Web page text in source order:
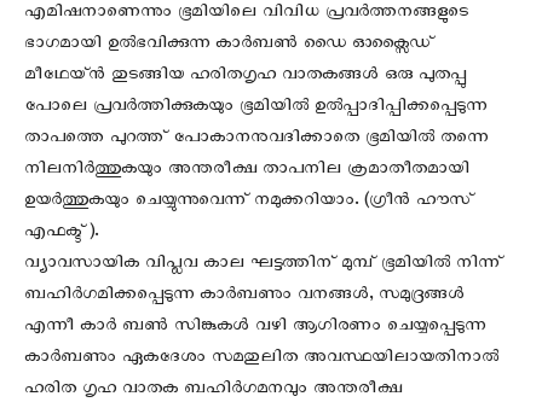
എമിഷനാണെന്നും ഭൂമിയിലെ വിവിധ പ്രവർത്തനങ്ങളുടെ
ഭാഗമായി ഉൽഭവിക്കുന്ന കാർബൺ ഡൈ ഓക്സൈഡ്
മീഥേയ്ൻ തുടങ്ങിയ ഹരിതഗൃഹ വാതകങ്ങൾ ഒരു പുതപ്പു
പോലെ പ്രവർത്തിക്കുകയും ഭൂമിയിൽ ഉൽപ്പാദിപ്പിക്കപ്പെടുന്ന
താപത്തെ പുറത്ത് പോകാനനുവദിക്കാതെ ഭൂമിയിൽ തന്നെ
നിലനിർത്തുകയും അന്തരീക്ഷ താപനില ക്രമാതീതമായി
ഉയർത്തുകയും ചെയ്യുന്നുവെന്ന് നമുക്കറിയാം. (ഗ്രീൻ ഹൗസ്
എഫക്ട്).
വ്യാവസായിക വിപ്ലവ കാല ഘട്ടത്തിന് മുമ്പ് ഭൂമിയിൽ നിന്ന്
ബഹിർഗമിക്കപ്പെടുന്ന കാർബണും വനങ്ങൾ, സമുദ്രങ്ങൾ
എന്നീ കാർ ബൺ സിങ്കുകൾ വഴി ആഗിരണം ചെയ്യപ്പെടുന്ന
കാർബണും ഏകദേശം സമതുലിത അവസ്ഥയിലായതിനാൽ
ഹരിത ഗൃഹ വാതക ബഹിർഗമനവും അന്തരീക്ഷ